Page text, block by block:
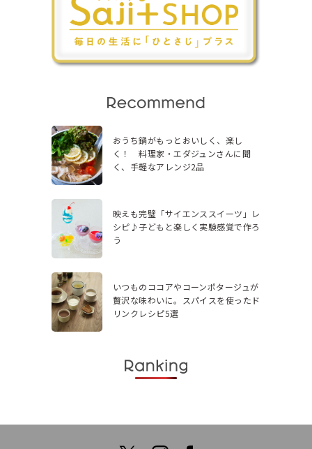
おうち鍋がもっとおいしく、楽し
く！ 料理家・エダジュンさんに聞
く、手軽なアレンジ2品
映えも完璧「サイエンススイーツ」レ
シピ♪子どもと楽しく実験感覚で作ろ
う
いつものココアやコーンポタージュが
贅沢な味わいに。スパイスを使ったド
リンクレシピ5選